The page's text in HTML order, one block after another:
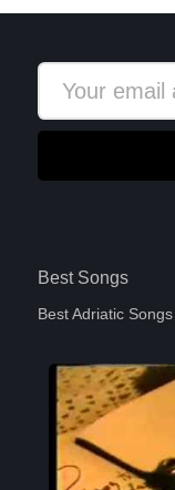
Best Songs
Best Adriatic Songs